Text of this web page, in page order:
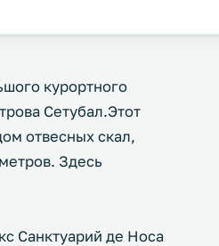
курортного
Сетубал.Этот
отвесных скал,
Здесь
Санктуарий де Носа